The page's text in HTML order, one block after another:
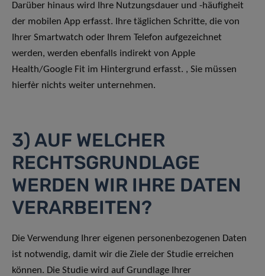
Darüber hinaus wird Ihre Nutzungsdauer und -häufigheit
der mobilen App erfasst. Ihre täglichen Schritte, die von
Ihrer Smartwatch oder Ihrem Telefon aufgezeichnet
werden, werden ebenfalls indirekt von Apple
Health/Google Fit im Hintergrund erfasst. , Sie müssen
hierfèr nichts weiter unternehmen.
3) AUF WELCHER
RECHTSGRUNDLAGE
WERDEN WIR IHRE DATEN
VERARBEITEN?
Die Verwendung Ihrer eigenen personenbezogenen Daten
ist notwendig, damit wir die Ziele der Studie erreichen
können. Die Studie wird auf Grundlage Ihrer